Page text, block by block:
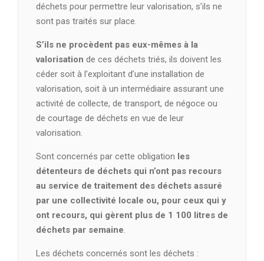
déchets pour permettre leur valorisation, s’ils ne
sont pas traités sur place.
S’ils ne procèdent pas eux-mêmes à la
valorisation de ces déchets triés, ils doivent les
céder soit à l’exploitant d’une installation de
valorisation, soit à un intermédiaire assurant une
activité de collecte, de transport, de négoce ou
de courtage de déchets en vue de leur
valorisation.
Sont concernés par cette obligation les
détenteurs de déchets qui n’ont pas recours
au service de traitement des déchets assuré
par une collectivité locale ou, pour ceux qui y
ont recours, qui gèrent plus de 1 100 litres de
déchets par semaine
Les déchets concernés sont les déchets :